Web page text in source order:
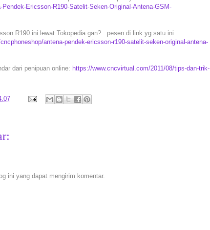
Ericsson-R190-Satelit-Seken-Original-Antena-GSM-
R190 ini lewat Tokopedia gan?.. pesen di link yg satu ini
antena-pendek-ericsson-r190-satelit-seken-original-antena-
dari penipuan online: https://www.cncvirtual.com/2011/08/tips-dan-trik-
ini yang dapat mengirim komentar.